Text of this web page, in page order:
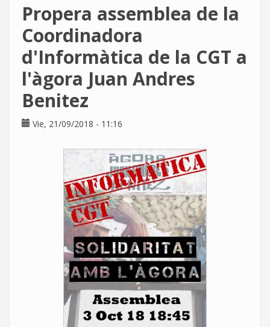
llibertat
a
internet
Propera assemblea de la
Coordinadora
d'Informàtica de la CGT a
l'àgora Juan Andres
Benitez
Vie, 21/09/2018 - 11:16